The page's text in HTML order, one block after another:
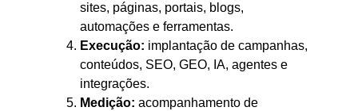
sites, páginas, portais, blogs,
automações e ferramentas.
Execução: implantação de campanhas,
conteúdos, SEO, GEO, IA, agentes e
integrações.
Medição: acompanhamento de